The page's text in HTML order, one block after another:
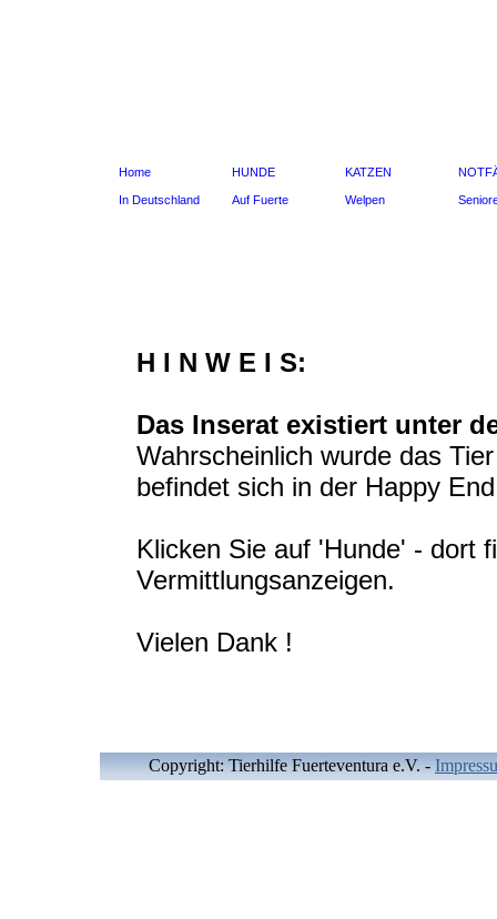
Home HUNDE KATZEN
In Deutschland Auf Fuerte Welpen
H I N W E I S:
Das Inserat existiert unter
Wahrscheinlich wurde das
befindet sich in der Happy
Klicken Sie auf 'Hunde' - dort
Vermittlungsanzeigen.
Vielen Dank !
Copyright: Tierhilfe Fuerteventura e.V.-